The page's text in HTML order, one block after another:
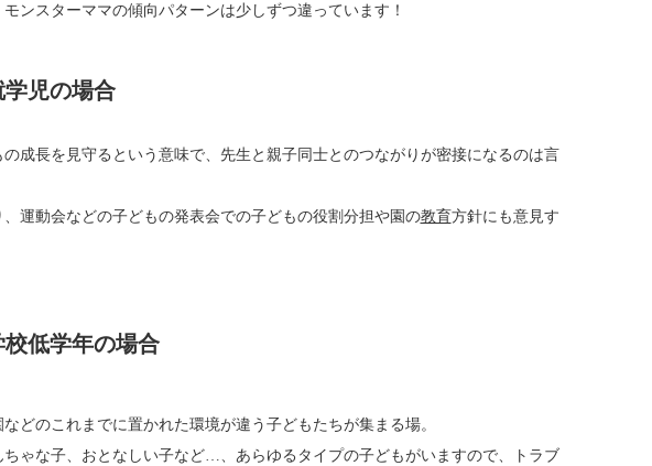
ンスターママの傾向パターンは少しずつ違っています！
児の場合
の成長を見守るという意味で、先生と親子同士とのつながりが密接になるのは言
運動会などの子どもの発表会での子どもの役割分担や園の教育方針にも意見す
低学年の場合
どのこれまでに置かれた環境が違う子どもたちが集まる場。
ちゃな子、おとなしい子など…、あらゆるタイプの子どもがいますので、トラブ